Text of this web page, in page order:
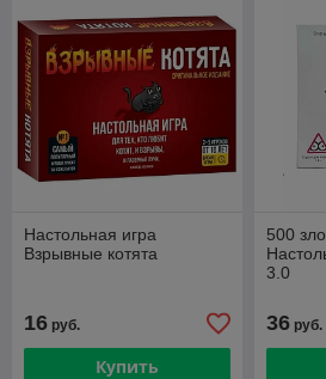
Настольная игра
Взрывные котята
16 руб.
Купить
500
3.0
36руб.